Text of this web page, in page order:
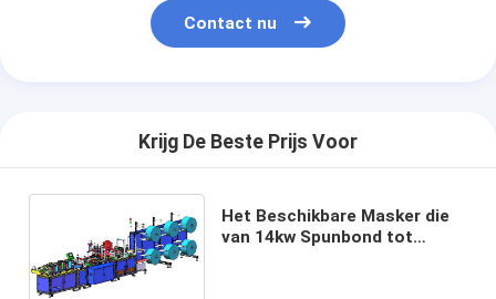
Contact nu
Krijg De Beste Prijs Voor
Het Beschikbare Masker die
van 14kw Spunbond tot